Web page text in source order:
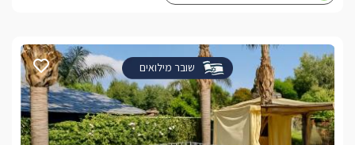
שובר מילואים